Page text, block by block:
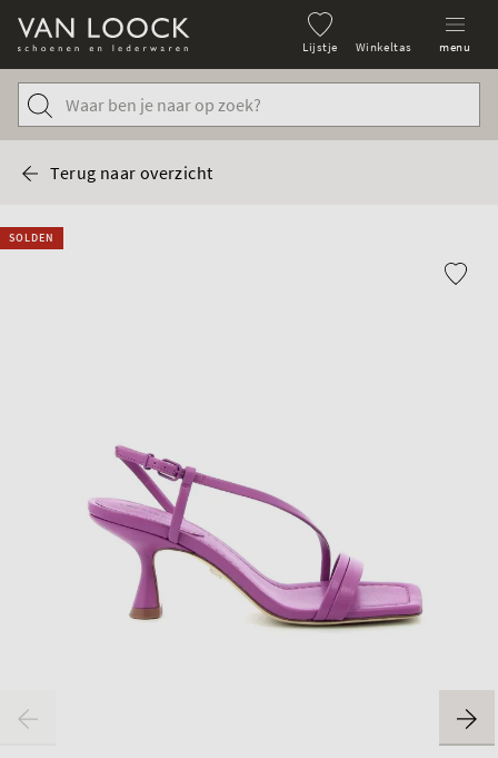
Lijstje Winkeltas menu
Terug naar overzicht
SOLDEN